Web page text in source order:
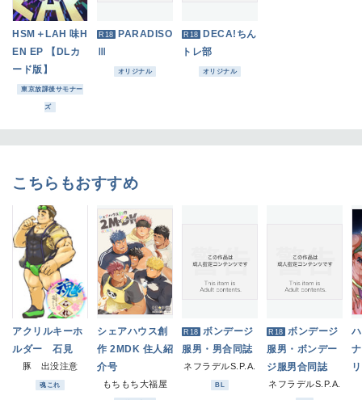
HSM＋LAH 味H
EN EP 【DLカ
ード版】
東京放課後サモナー
ズ
R18 PARADISO
オリジナル
R18 DECA!ちん
トレ部
オリジナル
こちらもおすすめ
アクリルキーホ
ルダー 石見
豚 出没注意
魂これ
シェアハウス創
作 2MDK 住人紹
介号
もちもち大福屋
R18 ボンデージ
服男・男合同誌
ネフラデルS.P.A.
BL
R18 ボンデージ
服男・ボンデー
ジ服男合同誌
ネフラデルS.P.A.